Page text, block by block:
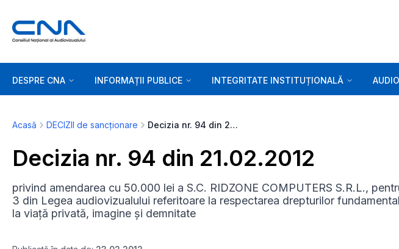
DESPRE CNA INFORMAȚII PUBLICE INTEGRITATE INSTITUȚIONALĂ
Acasă DECIZII de sancționare Decizia nr. 94 din 21.02.2012
Decizia nr. 94 din 21.02.2012
privind amendarea cu 50.000 lei a S.C. RIDZONE COMPUTERS S.R.L.,
3 din Legea audiovizualului referitoare la respectarea drepturilor
la viață privată, imagine și demnitate